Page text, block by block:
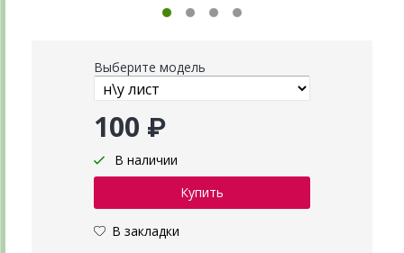
Выберите модель
100 ₽
В наличии
В закладки